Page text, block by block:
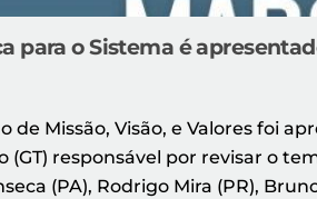
para o Sistema é
de Missão, Visão, e Valores foi
(GT) responsável por revisar o
(PA), Rodrigo Mira (PR),